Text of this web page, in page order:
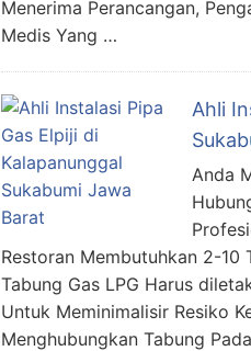
Menerima Perancangan,
Medis Yang …
Ahli
Anda
Restoran Membutuhkan 2-10
Tabung Gas LPG Harus
Untuk Meminimalisir Resiko
Menghubungkan Tabung